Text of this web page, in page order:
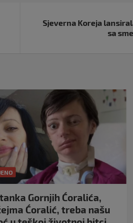
Sjeverna Koreja
sa
Gornjih Ćoralića,
Ćoralić, treba našu